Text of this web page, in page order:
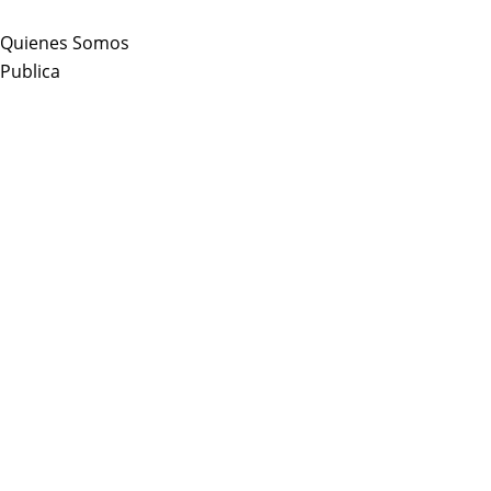
to
content
Quienes Somos
Publica